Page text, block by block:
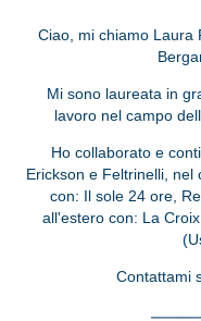
Ciao, mi chiamo Laura
Mi sono laureata in
lavoro nel campo
Ho collaborato e
Erickson e Feltrinelli,
con: Il sole 24 ore,
all'estero con: La
Contattami